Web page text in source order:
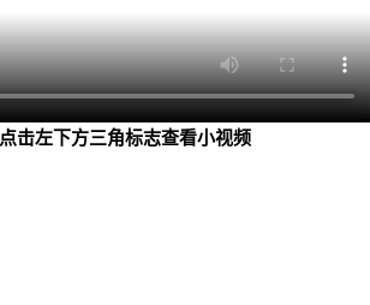
点击左下方三角标志查看小视频